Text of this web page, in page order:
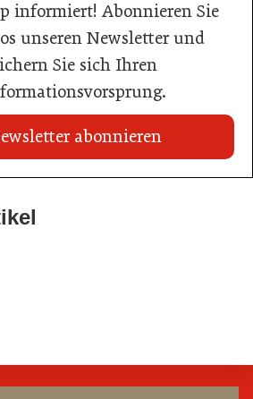
informiert! Abonnieren Sie
unseren Newsletter und
Sie sich Ihren
abonnieren
Georg Gartner wird neuer